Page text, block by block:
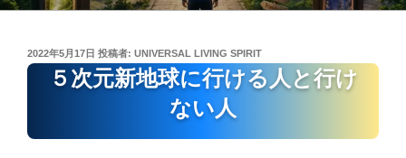
投
稿
2022年5月17日 投稿者: UNIVERSAL LIVING SPIRIT
５次元新地球に行ける人と行け
ない人